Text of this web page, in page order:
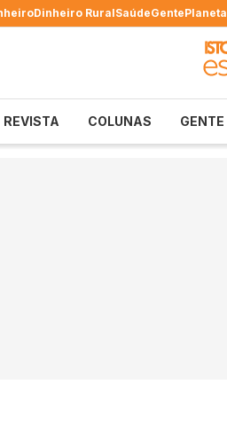
Dinheiro RuralSaúdeGentePlaneta
REVISTA COLUNAS GENTE